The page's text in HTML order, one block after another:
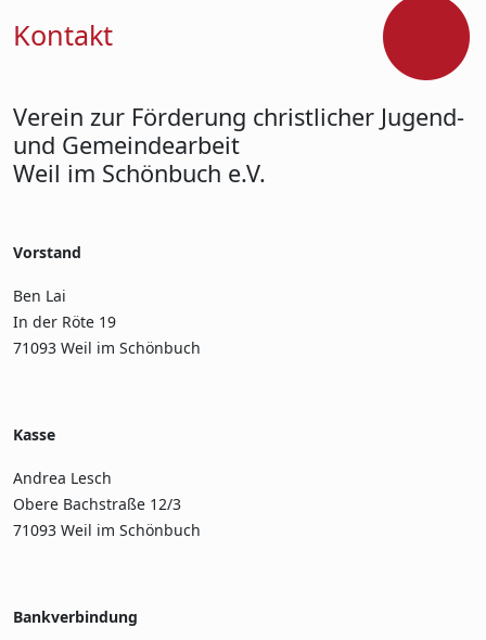
Kontakt
Verein zur Förderung christlicher Jugend-
und Gemeindearbeit
Weil im Schönbuch e.V.
Vorstand
Ben Lai
In der Röte 19
71093 Weil im Schönbuch
Kasse
Andrea Lesch
Obere Bachstraße 12/3
71093 Weil im Schönbuch
Bankverbindung